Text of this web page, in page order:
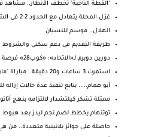
"القطة الناخبة" تخطف الأنظار.. مشاهد
غزل المحلة يتعادل مع الحدود 2-2 فى الشوط الأول بكأ...
الهلال.. موسم للنسيان
طريقة التقديم في دعم سكني والشروط
دورين دوبرم لـ«الاتحاد»: «كوب28» فرصة عالمية لتقيي...
استمرت 3 ساعات و20 دقيقة.. مباراة "ماراثونية" بكأس...
أبو همام..... يتابع تنفيذ عدة حالات إزاله
ممثلة تشكر كيلتشدار لالتزامه بنهج
توتنهام يخطط لضم نجم ليدز بعد هبوط
حاصلة على جوائز بلاتينية متعددة.. من هي